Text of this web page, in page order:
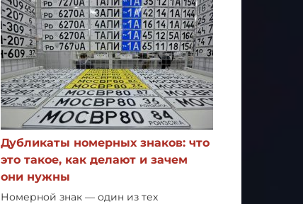
Дубликаты номерных знаков: что
это такое, как делают и зачем
они нужны
Номерной знак — один из тех